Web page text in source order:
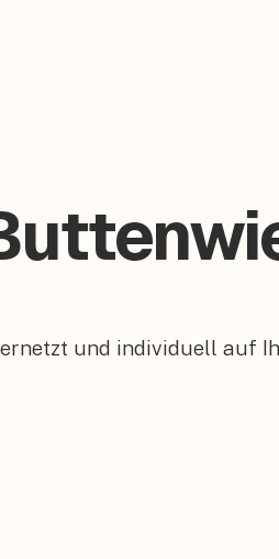
und individuell auf